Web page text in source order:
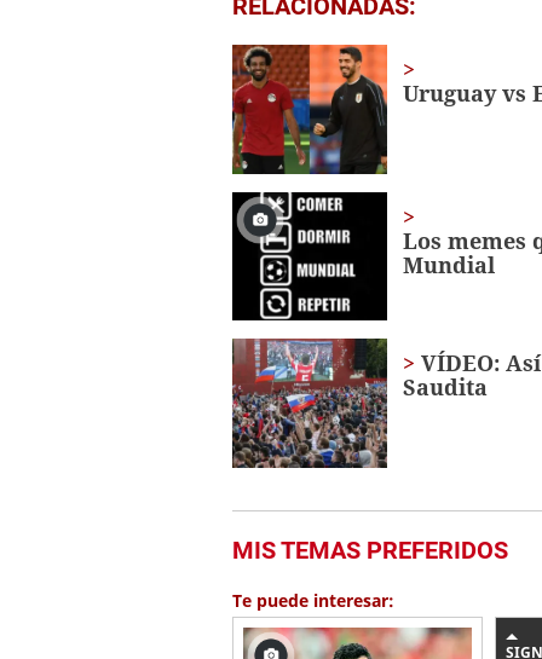
seconds
1
minute,
56
seconds Volume
0%
RELACIONADAS:
Uruguay vs
Los memes
Mundial
VÍDEO:
Saudita
MIS TEMAS PREFERIDOS
Te puede interesar: